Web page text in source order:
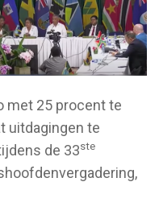
met 25 procent te
uitdagingen te
de 33ste